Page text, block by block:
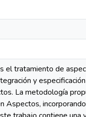
tratamiento de
y
La metodología
Aspectos,